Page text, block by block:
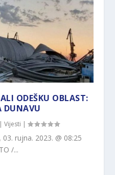
ODEŠKU OBLAST:
DUNAVU
|Vijesti |
rujna. 2023. @ 08:25
/...